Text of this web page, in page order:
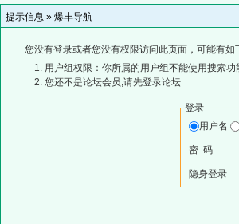
提示信息 » 爆丰导航
您没有登录或者您没有权限访问此页面，可能有如
用户组权限：你所属的用户组不能使用搜索功
您还不是论坛会员,请先登录论坛
登录
用户名
密 码
隐身登录